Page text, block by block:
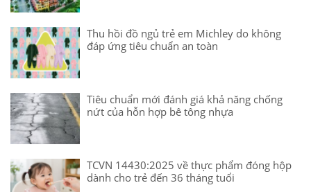
Thu hồi đồ ngủ trẻ em Michley do không
đáp ứng tiêu chuẩn an toàn
Tiêu chuẩn mới đánh giá khả năng chống
nứt của hỗn hợp bê tông nhựa
TCVN 14430:2025 về thực phẩm đóng hộp
dành cho trẻ đến 36 tháng tuổi